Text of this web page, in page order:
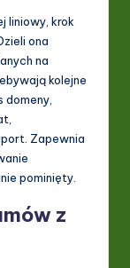
liniowy, krok
ona
na
kolejne
domeny,
Zapewnia
pominięty.
z